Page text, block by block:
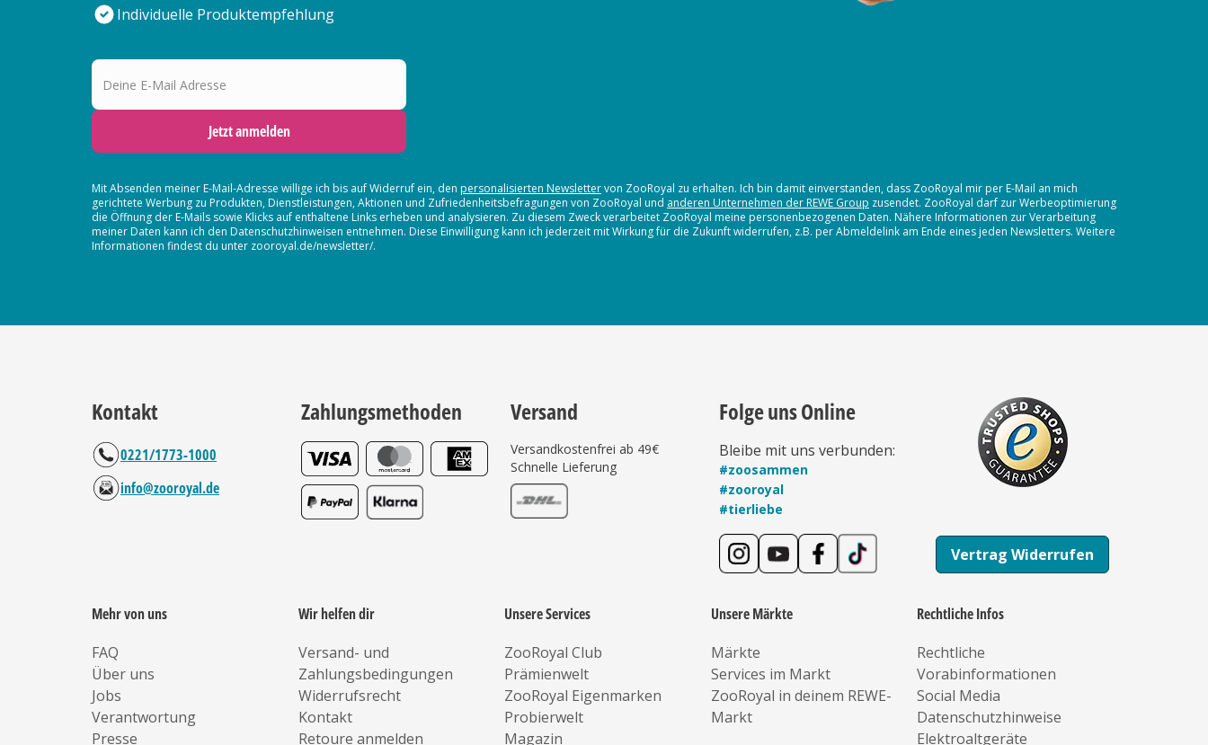
Individuelle Produktempfehlung
Deine E-Mail Adresse
Jetzt anmelden
Mit Absenden meiner E-Mail-Adresse willige ich bis auf Widerruf ein, den personalisierten Newslettervon ZooRoyal zu erhalten. Ich bin damit einverstanden, dass ZooRoyal mir per E-Mail an mich
gerichtete Werbung zu Produkten, Dienstleistungen, Aktionen und Zufriedenheitsbefragungen von ZooRoyal und anderen Unternehmen der REWE Group zusendet. ZooRoyal darf zur Werbeoptimierung
die Öffnung der E-Mails sowie Klicks auf enthaltene Links erheben und analysieren. Zu diesem Zweck verarbeitet ZooRoyal meine personenbezogenen Daten. Nähere Informationen zur Verarbeitung
meiner Daten kann ich den Datenschutzhinweisen entnehmen. Diese Einwilligung kann ich jederzeit mit Wirkung für die Zukunft widerrufen, z.B. per Abmeldelink am Ende eines jeden Newsletters. Weitere
Informationen findest du unter zooroyal.de/newsletter/.
Kontakt
0221/1773-1000
info@zooroyal.de
Zahlungsmethoden Versand
Versandkostenfrei ab 49€
Schnelle Lieferung
Folge uns Online
Bleibe mit uns verbunden:
#zoosammen
#zooroyal
#tierliebe
Vertrag Widerrufen
Mehr von uns
FAQ
Über uns
Jobs
Verantwortung
Presse
Wir helfen dir
Versand- und
Zahlungsbedingungen
Widerrufsrecht
Kontakt
Retoure anmelden
Unsere Services
ZooRoyal Club
Prämienwelt
ZooRoyal Eigenmarken
Probierwelt
Magazin
Unsere Märkte
Märkte
Services im Markt
ZooRoyal in deinem REWE-
Markt
Rechtliche Infos
Rechtliche
Vorabinformationen
Social Media
Datenschutzhinweise
Elektroaltgeräte